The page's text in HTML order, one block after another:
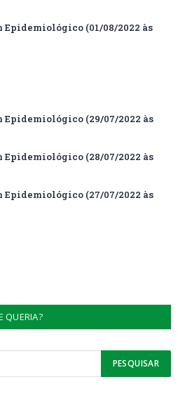
Epidemiológico (01/08/2022 às
Epidemiológico (29/07/2022 às
Epidemiológico (28/07/2022 às
Epidemiológico (27/07/2022 às
QUERIA?